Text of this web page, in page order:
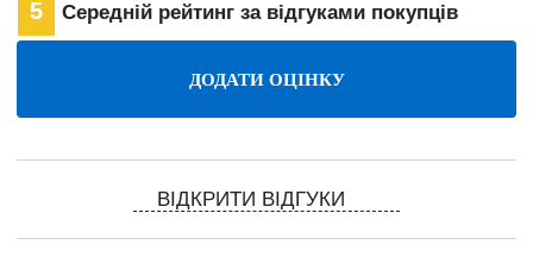
5 Середній рейтинг за відгуками покупців
ВІДКРИТИ ВІДГУКИ